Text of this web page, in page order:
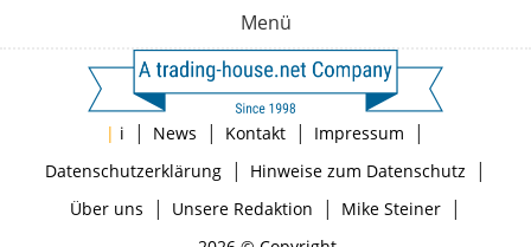
Menü
| i | News | Kontakt | Impressum |
Datenschutzerklärung| Hinweise zum Datenschutz |
Über uns | Unsere Redaktion | Mike Steiner|